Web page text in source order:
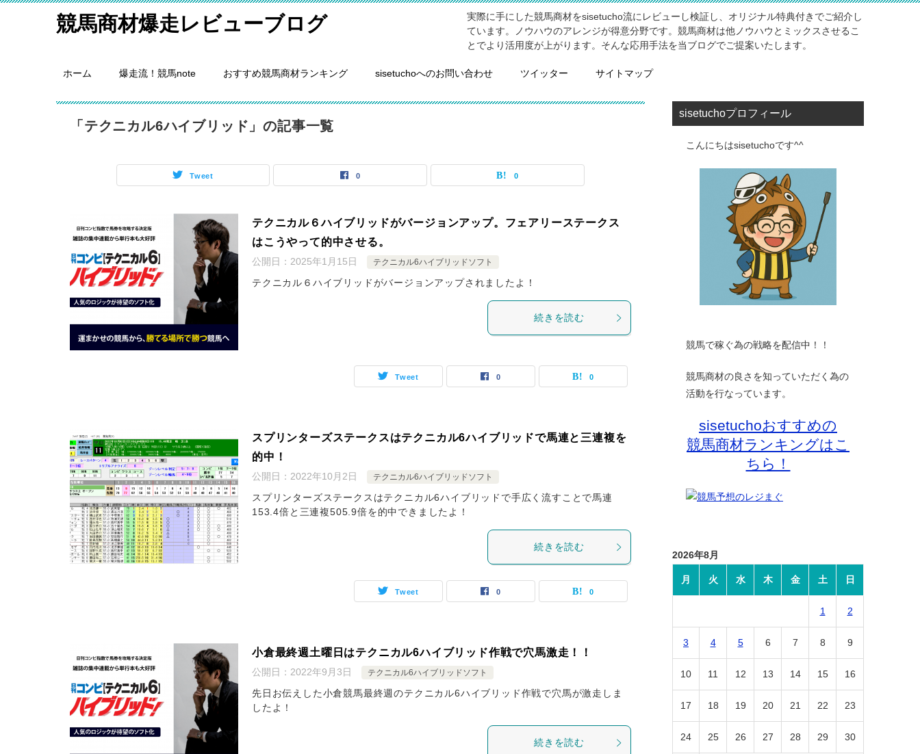
競馬商材爆走レビューブログ
実際に手にした競馬商材をsisetucho流にレビューし検証し、オリジナル特典付きでご紹介し
ています。ノウハウのアレンジが得意分野です。競馬商材は他ノウハウとミックスさせるこ
とでより活用度が上がります。そんな応用手法を当ブログでご提案いたします。
ホーム 爆走流！競馬note おすすめ競馬商材ランキング sisetuchoへのお問い合わせ ツイッター サイトマップ
「テクニカル6ハイブリッド」の記事一覧
Tweet 0 0
テクニカル６ハイブリッドがバージョンアップ。フェアリーステークス
はこうやって的中させる。
公開日： 2025年1月15日 テクニカル6ハイブリッドソフト
テクニカル６ハイブリッドがバージョンアップされましたよ！
続きを読む
Tweet 0 0
スプリンターズステークスはテクニカル6ハイブリッドで馬連と三連複を
的中！
公開日： 2022年10月2日 テクニカル6ハイブリッドソフト
スプリンターズステークスはテクニカル6ハイブリッドで手広く流すことで馬連
153.4倍と三連複505.9倍を的中できましたよ！
続きを読む
Tweet 0 0
小倉最終週土曜日はテクニカル6ハイブリッド作戦で穴馬激走！！
公開日： 2022年9月3日 テクニカル6ハイブリッドソフト
先日お伝えした小倉競馬最終週のテクニカル6ハイブリッド作戦で穴馬が激走しま
したよ！
続きを読む
sisetuchoプロフィール
こんにちはsisetuchoです^^
競馬で稼ぐ為の戦略を配信中！！
競馬商材の良さを知っていただく為の
活動を行なっています。
sisetuchoおすすめの
競馬商材ランキングはこ
ちら！
2026年8月
月 火 水 木 金 土 日
1 2
3 4 5 6 7 8 9
10 11 12 13 14 15 16
17 18 19 20 21 22 23
24 25 26 27 28 29 30